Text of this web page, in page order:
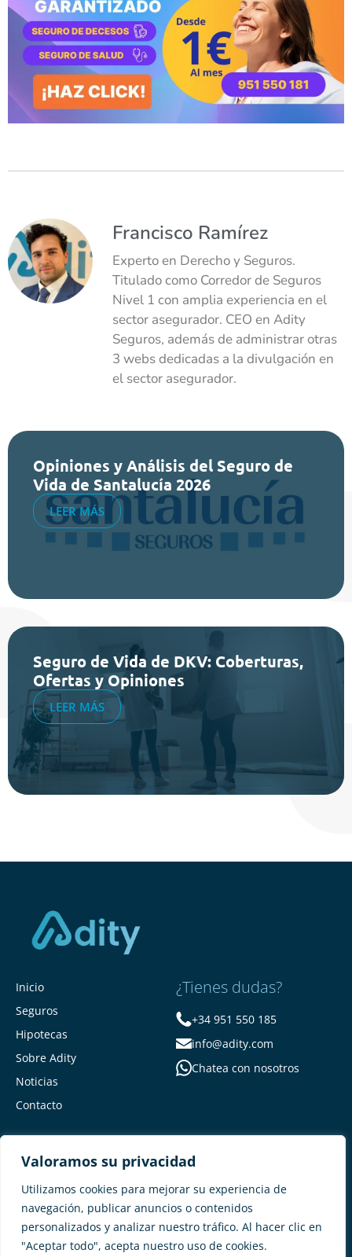
Valoramos su privacidad
Utilizamos cookies para mejorar su experiencia de
navegación, publicar anuncios o contenidos
personalizados y analizar nuestro tráfico. Al hacer clic en
"Aceptar todo", acepta nuestro uso de cookies.
Francisco Ramírez
Experto en Derecho y Seguros.
Titulado como Corredor de Seguros
Nivel 1 con amplia experiencia en el
sector asegurador. CEO en Adity
Seguros, además de administrar otras
3 webs dedicadas a la divulgación en
el sector asegurador.
Opiniones y Análisis del Seguro de
Vida de Santalucía 2026
LEER MÁS
Seguro de Vida de DKV: Coberturas,
Ofertas y Opiniones
LEER MÁS
Inicio
Seguros
Hipotecas
Sobre Adity
Noticias
Contacto
¿Tienes dudas?
+34 951 550 185
info@adity.com
Chatea con nosotros
Adity Seguros – Mapa del Sitio –